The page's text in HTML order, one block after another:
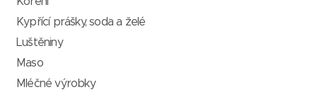
Kypřící prášky, soda a želé
Luštěniny
Maso
Mléčné výrobky